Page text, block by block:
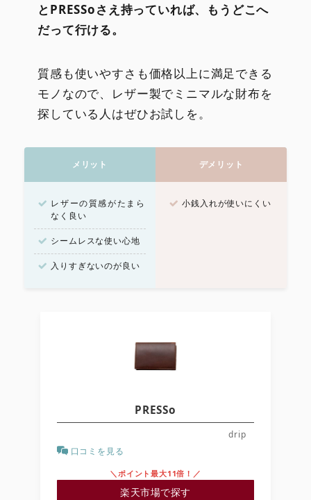
とPRESSoさえ持っていれば、もうどこへ
だって行ける。
質感も使いやすさも価格以上に満足できる
モノなので、レザー製でミニマルな財布を
探している人はぜひお試しを。
メリット デメリット
レザーの質感がたまら
なく良い
シームレスな使い心地
入りすぎないのが良い
小銭入れが使いにくい
PRESSo
drip
口コミを見る
＼ポイント最大11倍！／
楽天市場で探す